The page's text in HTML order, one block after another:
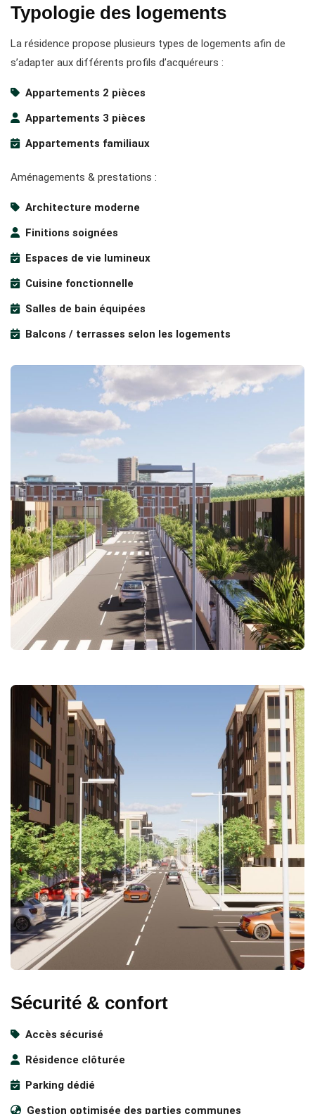
Typologie des logements
La résidence propose plusieurs types de logements afin de
s’adapter aux différents profils d’acquéreurs :
Appartements 2 pièces
Appartements 3 pièces
Appartements familiaux
Aménagements & prestations :
Architecture moderne
Finitions soignées
Espaces de vie lumineux
Cuisine fonctionnelle
Salles de bain équipées
Balcons / terrasses selon les logements
Sécurité & confort
Accès sécurisé
Résidence clôturée
Parking dédié
Gestion optimisée des parties communes